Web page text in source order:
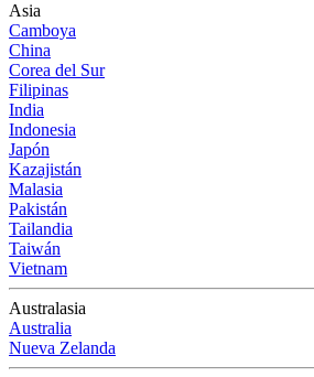
Asia
Camboya
China
Corea del Sur
Filipinas
India
Indonesia
Japón
Kazajistán
Malasia
Pakistán
Tailandia
Taiwán
Vietnam
Australasia
Australia
Nueva Zelanda